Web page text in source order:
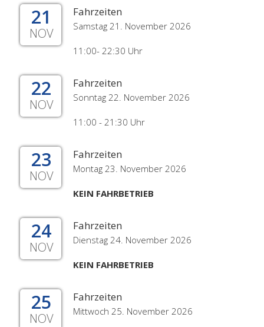
21
NOV
Fahrzeiten
Samstag 21. November 2026
11:00- 22:30 Uhr
22
NOV
Fahrzeiten
Sonntag 22. November 2026
11:00 - 21:30 Uhr
23
NOV
Fahrzeiten
Montag 23. November 2026
KEIN FAHRBETRIEB
24
NOV
Fahrzeiten
Dienstag 24. November 2026
KEIN FAHRBETRIEB
25
NOV
Fahrzeiten
Mittwoch 25. November 2026